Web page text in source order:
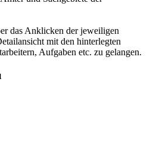
das Anklicken der jeweiligen
mit den hinterlegten
Aufgaben etc. zu gelangen.